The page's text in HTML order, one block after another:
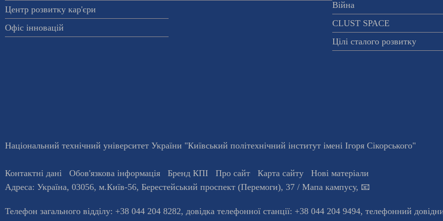
Центр розвитку кар'єри
Офіс інновацій
Війна
CLUST SPACE
Цілі сталого розвитку
Національний технічний університет України "Київський політехнічний інститут імені Ігоря Сікорського"
Контактні дані Обов'язкова інформація Бренд КПІ Про сайт Карта сайту
Нові матеріали
Адреса: Україна, 03056, м.Київ-56, Берестейський проспект (Перемоги), 37 / Мапа кампусу, 📧
Телефон загального відділу: +38 044 204 8282, довiдка телефонної станцiї: +38 044 204 9494, телефонний